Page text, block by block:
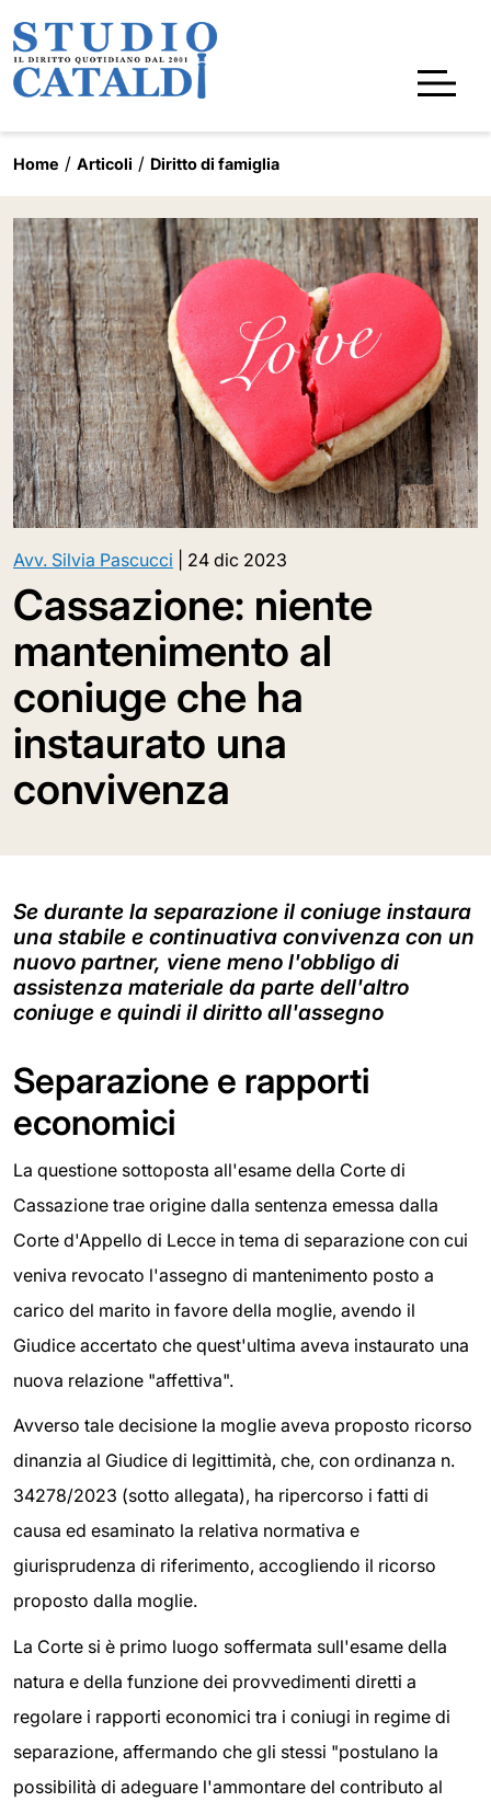
Home Articoli Diritto di famiglia
Avv. Silvia Pascucci 24 dic 2023
Cassazione: niente
mantenimento al
coniuge che ha
instaurato una
convivenza
Se durante la separazione il coniuge instaura
una stabile e continuativa convivenza con un
nuovo partner, viene meno l'obbligo di
assistenza materiale da parte dell'altro
coniuge e quindi il diritto all'assegno
Separazione e rapporti
economici
La questione sottoposta all'esame della Corte di
Cassazione trae origine dalla sentenza emessa dalla
Corte d'Appello di Lecce in tema di separazione con cui
veniva revocato l'assegno di mantenimento posto a
carico del marito in favore della moglie, avendo il
Giudice accertato che quest'ultima aveva instaurato una
nuova relazione "affettiva".
Avverso tale decisione la moglie aveva proposto ricorso
dinanzia al Giudice di legittimità, che, con ordinanza n.
34278/2023 (sotto allegata), ha ripercorso i fatti di
causa ed esaminato la relativa normativa e
giurisprudenza di riferimento, accogliendo il ricorso
proposto dalla moglie.
La Corte si è primo luogo soffermata sull'esame della
natura e della funzione dei provvedimenti diretti a
regolare i rapporti economici tra i coniugi in regime di
separazione, affermando che gli stessi "postulano la
possibilità di adeguare l'ammontare del contributo al